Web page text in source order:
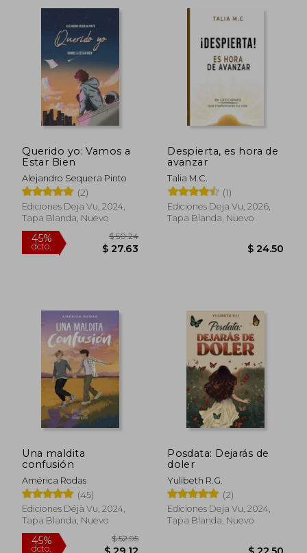
45%
$ 29.95
Querido yo: Vamos a
Estar Bien
Alejandro Sequera Pinto
(2)
Ediciones Deja Vu, 2024,
Tapa Blanda, Nuevo
Despierta, es hora de
avanzar
Talia M.C.
(1)
Ediciones Deja Vu, 2026,
Tapa Blanda, Nuevo
Una maldita
confusión
América Rodas
(45)
Ediciones Déjà Vu, 2024,
Tapa Blanda, Nuevo
Posdata: Dejarás de
doler
Yulibeth R.G.
(2)
Ediciones Deja Vu, 2024,
Tapa Blanda, Nuevo